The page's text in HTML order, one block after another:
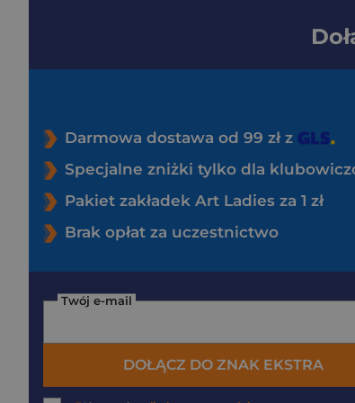
Darmowa dostawa od 99 zł z
Specjalne zniżki tylko dla
Pakiet zakładek Art Ladies za 1 zł
Brak opłat za uczestnictwo
Twój e-mail
DOŁĄCZ DO ZNAK EKSTRA